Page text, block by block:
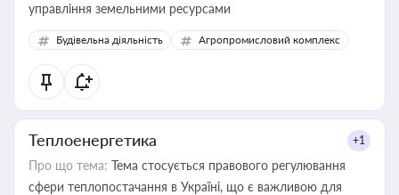
управління земельними ресурсами
Будівельна діяльність Агропромисловий комплекс
Теплоенергетика +1
Про що тема: Тема стосується правового регулювання
сфери теплопостачання в Україні, що є важливою для